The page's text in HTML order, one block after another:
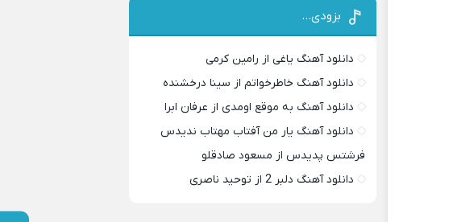
بزودی…
دانلود آهنگ یاغی از رامین کرمی
دانلود آهنگ خاطرخواتم از سینا درخشنده
دانلود آهنگ به موقع اومدی از عرفان ابرا
دانلود آهنگ یار من آفتاب مهتاب ندیدس
فرشتس پدیدس از مسعود صادقلو
دانلود آهنگ دلبر 2 از توحید ناصری